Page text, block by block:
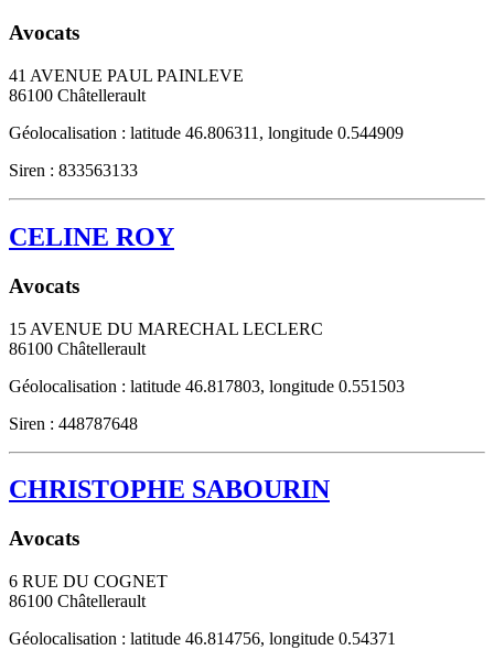
Avocats
41 AVENUE PAUL PAINLEVE
86100 Châtellerault
Géolocalisation : latitude 46.806311, longitude 0.544909
Siren : 833563133
CELINE ROY
Avocats
15 AVENUE DU MARECHAL LECLERC
86100 Châtellerault
Géolocalisation : latitude 46.817803, longitude 0.551503
Siren : 448787648
CHRISTOPHE SABOURIN
Avocats
6 RUE DU COGNET
86100 Châtellerault
Géolocalisation : latitude 46.814756, longitude 0.54371